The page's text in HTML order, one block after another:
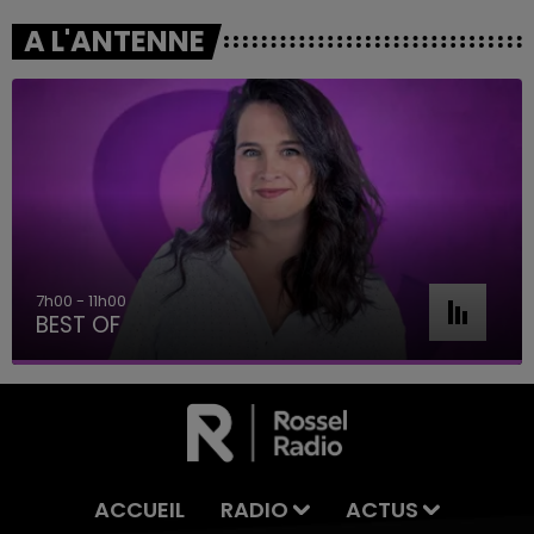
A L'ANTENNE
7h00 - 11h00
BEST OF
ACCUEIL RADIO ACTUS